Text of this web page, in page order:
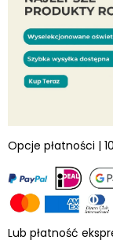
Opcje płatności |
Lub płatność